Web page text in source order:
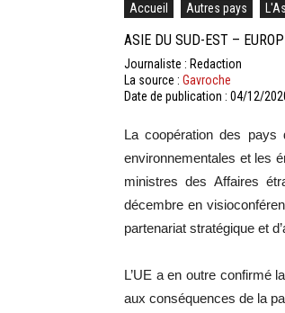
Accueil Autres pays
ASIE DU SUD-EST –
Journaliste : Redaction
La source : Gavroche
Date de publication : 04/12/
La coopération des pays
environnementales et les
ministres des Affaires
décembre en
partenariat stratégique et
L’UE a en outre confirmé
aux conséquences de la